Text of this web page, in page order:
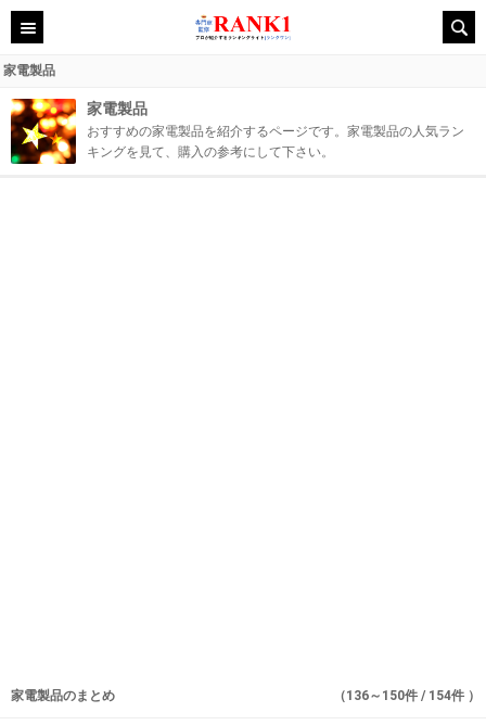
家電製品
家電製品
おすすめの家電製品を紹介するページです。家電製品の人気ラン
キングを見て、購入の参考にして下さい。
家電製品のまとめ （136～150件 / 154件 ）